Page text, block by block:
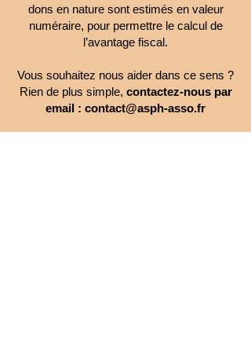
dons en nature sont estimés en valeur
numéraire, pour permettre le calcul de
l’avantage fiscal.
Vous souhaitez nous aider dans ce sens ?
Rien de plus simple, contactez-nous par
email : contact@asph-asso.fr